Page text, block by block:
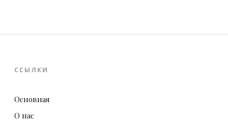
ССЫЛКИ
Основная
О нас